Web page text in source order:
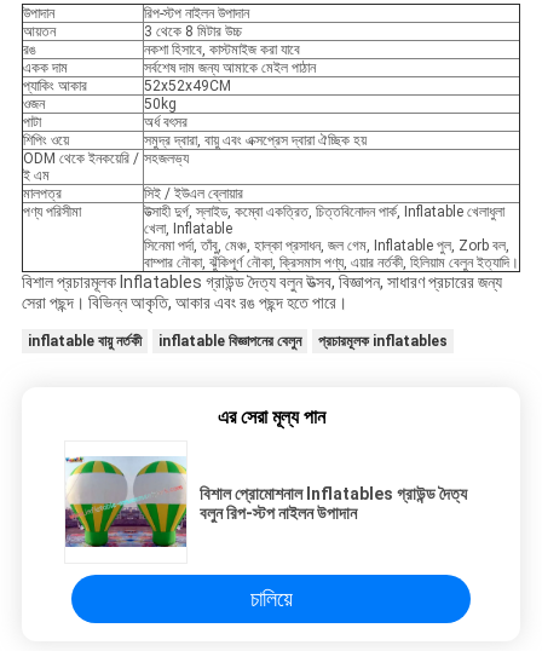
উপাদান
রিপ-স্টপ নাইলন উপাদান
আয়তন
3 থেকে 8 মিটার উচ্চ
রঙ
নকশা হিসাবে, কাস্টমাইজ করা যাবে
একক দাম
সর্বশেষ দাম জন্য আমাকে মেইল ​​পাঠান
প্যাকিং আকার
52x52x49CM
ওজন
50kg
পাটা
অর্ধ বৎসর
শিপিং ওয়ে
সমুদ্র দ্বারা, বায়ু এবং এক্সপ্রেস দ্বারা ঐচ্ছিক হয়
ODM থেকে ইনকয়েরি /
ই এম
সহজলভ্য
মালপত্র
সিই / ইউএল ব্লোয়ার
পণ্য পরিসীমা
উত্সাহী দুর্গ, স্লাইড, কম্বো একত্রিত, চিত্তবিনোদন পার্ক, Inflatable খেলাধুলা
খেলা, Inflatable
সিনেমা পর্দা, তাঁবু, মেঞ্চ, হাল্কা প্রসাধন, জল গেম, Inflatable পুল, Zorb বল,
বাম্পার নৌকা, ঝুঁকিপূর্ণ নৌকা, ক্রিসমাস পণ্য, এয়ার নর্তকী, হিলিয়াম বেলুন ইত্যাদি।
বিশাল প্রচারমূলক Inflatables গ্রাউন্ড দৈত্য বলুন উত্সব, বিজ্ঞাপন, সাধারণ প্রচারের জন্য
সেরা পছন্দ। বিভিন্ন আকৃতি, আকার এবং রঙ পছন্দ হতে পারে।
inflatable বায়ু নর্তকী inflatable বিজ্ঞাপনের বেলুন প্রচারমূলক inflatables
এর সেরা মূল্য পান
বিশাল প্রোমোশনাল Inflatables গ্রাউন্ড দৈত্য
বলুন রিপ-স্টপ নাইলন উপাদান
চালিয়ে